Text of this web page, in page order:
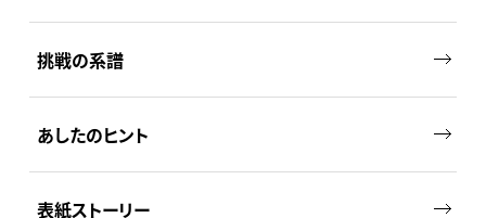
挑戦の系譜
あしたのヒント
表紙ストーリー